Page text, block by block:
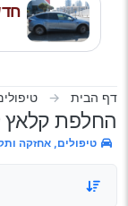
דף הבית
החלפת קלאץ
טיפולים, אחזקה